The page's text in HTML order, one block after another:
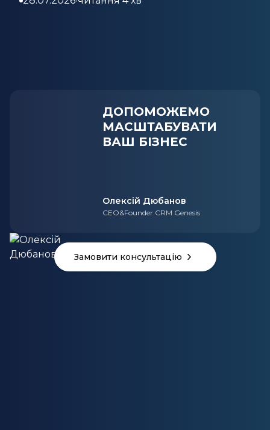
ДОПОМОЖЕМО
МАСШТАБУВАТИ
ВАШ БІЗНЕС
Олексій Дюбанов
CEO&Founder CRM Genesis
Замовити консультацію